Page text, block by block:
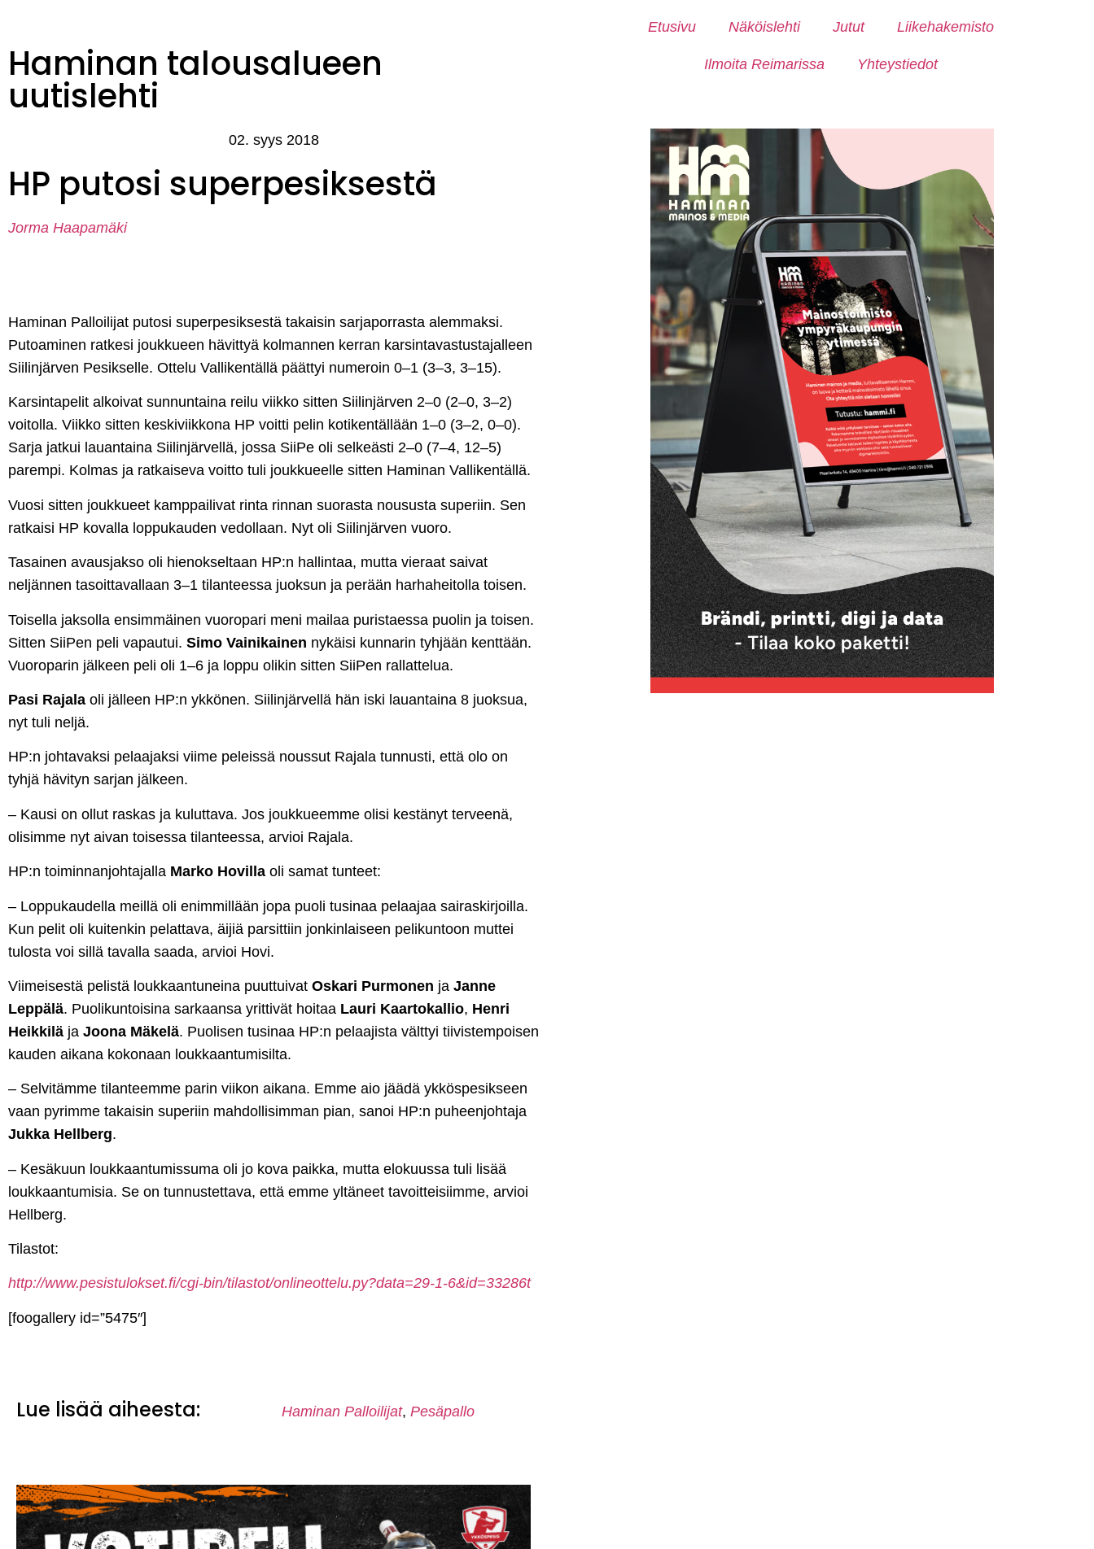
Haminan talousalueen
uutislehti
Etusivu Näköislehti Jutut Liikehakemisto
Ilmoita Reimarissa Yhteystiedot
02. syys 2018
HP putosi superpesiksestä
Jorma Haapamäki
Haminan Palloilijat putosi superpesiksestä takaisin sarjaporrasta alemmaksi.
Putoaminen ratkesi joukkueen hävittyä kolmannen kerran karsintavastustajalleen
Siilinjärven Pesikselle. Ottelu Vallikentällä päättyi numeroin 0–1 (3–3, 3–15).
Karsintapelit alkoivat sunnuntaina reilu viikko sitten Siilinjärven 2–0 (2–0, 3–2)
voitolla. Viikko sitten keskiviikkona HP voitti pelin kotikentällään 1–0 (3–2, 0–0).
Sarja jatkui lauantaina Siilinjärvellä, jossa SiiPe oli selkeästi 2–0 (7–4, 12–5)
parempi. Kolmas ja ratkaiseva voitto tuli joukkueelle sitten Haminan Vallikentällä.
Vuosi sitten joukkueet kamppailivat rinta rinnan suorasta noususta superiin. Sen
ratkaisi HP kovalla loppukauden vedollaan. Nyt oli Siilinjärven vuoro.
Tasainen avausjakso oli hienokseltaan HP:n hallintaa, mutta vieraat saivat
neljännen tasoittavallaan 3–1 tilanteessa juoksun ja perään harhaheitolla toisen.
Toisella jaksolla ensimmäinen vuoropari meni mailaa puristaessa puolin ja toisen.
Sitten SiiPen peli vapautui. Simo Vainikainen nykäisi kunnarin tyhjään kenttään.
Vuoroparin jälkeen peli oli 1–6 ja loppu olikin sitten SiiPen rallattelua.
Pasi Rajala oli jälleen HP:n ykkönen. Siilinjärvellä hän iski lauantaina 8 juoksua,
nyt tuli neljä.
HP:n johtavaksi pelaajaksi viime peleissä noussut Rajala tunnusti, että olo on
tyhjä hävityn sarjan jälkeen.
– Kausi on ollut raskas ja kuluttava. Jos joukkueemme olisi kestänyt terveenä,
olisimme nyt aivan toisessa tilanteessa, arvioi Rajala.
HP:n toiminnanjohtajalla Marko Hovilla oli samat tunteet:
– Loppukaudella meillä oli enimmillään jopa puoli tusinaa pelaajaa sairaskirjoilla.
Kun pelit oli kuitenkin pelattava, äijiä parsittiin jonkinlaiseen pelikuntoon muttei
tulosta voi sillä tavalla saada, arvioi Hovi.
Viimeisestä pelistä loukkaantuneina puuttuivat Oskari Purmonen ja Janne
Leppälä. Puolikuntoisina sarkaansa yrittivät hoitaa Lauri Kaartokallio, Henri
Heikkilä ja Joona Mäkelä. Puolisen tusinaa HP:n pelaajista välttyi tiivistempoisen
kauden aikana kokonaan loukkaantumisilta.
– Selvitämme tilanteemme parin viikon aikana. Emme aio jäädä ykköspesikseen
vaan pyrimme takaisin superiin mahdollisimman pian, sanoi HP:n puheenjohtaja
Jukka Hellberg.
– Kesäkuun loukkaantumissuma oli jo kova paikka, mutta elokuussa tuli lisää
loukkaantumisia. Se on tunnustettava, että emme yltäneet tavoitteisiimme, arvioi
Hellberg.
Tilastot:
http://www.pesistulokset.fi/cgi-bin/tilastot/onlineottelu.py?data=29-1-6&id=33286t
[foogallery id=”5475″]
Lue lisää aiheesta: Haminan Palloilijat, Pesäpallo